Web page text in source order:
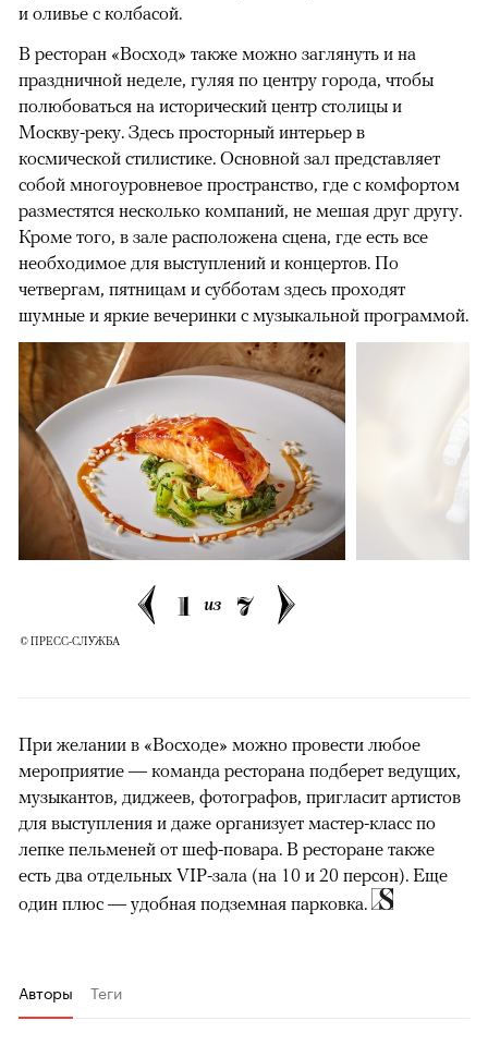
и оливье с колбасой.
В ресторан «Восход» также можно заглянуть и на
праздничной неделе, гуляя по центру города, чтобы
полюбоваться на исторический центр столицы и
Москву-реку. Здесь просторный интерьер в
космической стилистике. Основной зал представляет
собой многоуровневое пространство, где с комфортом
разместятся несколько компаний, не мешая друг другу.
Кроме того, в зале расположена сцена, где есть все
необходимое для выступлений и концертов. По
четвергам, пятницам и субботам здесь проходят
шумные и яркие вечеринки с музыкальной программой.
1 из 7
© ПРЕСС-СЛУЖБА
При желании в «Восходе» можно провести любое
мероприятие — команда ресторана подберет ведущих,
музыкантов, диджеев, фотографов, пригласит артистов
для выступления и даже организует мастер-класс по
лепке пельменей от шеф-повара. В ресторане также
есть два отдельных VIP-зала (на 10 и 20 персон). Еще
один плюс — удобная подземная парковка.
Авторы Теги